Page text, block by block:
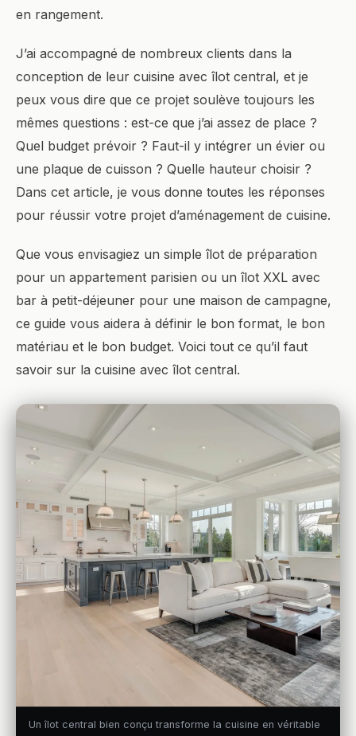
en rangement.
J’ai accompagné de nombreux clients dans la
conception de leur cuisine avec îlot central, et je
peux vous dire que ce projet soulève toujours les
mêmes questions : est-ce que j’ai assez de place ?
Quel budget prévoir ? Faut-il y intégrer un évier ou
une plaque de cuisson ? Quelle hauteur choisir ?
Dans cet article, je vous donne toutes les réponses
pour réussir votre projet d’aménagement de cuisine.
Que vous envisagiez un simple îlot de préparation
pour un appartement parisien ou un îlot XXL avec
bar à petit-déjeuner pour une maison de campagne,
ce guide vous aidera à définir le bon format, le bon
matériau et le bon budget. Voici tout ce qu’il faut
savoir sur la cuisine avec îlot central.
Un îlot central bien conçu transforme la cuisine en véritable